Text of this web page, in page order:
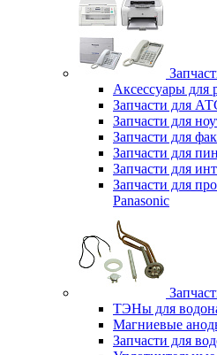
Аксессуары для
Запчасти для
Запчасти для
Запчасти для
Запчасти для
Запчасти для
Запчасти для
Panasonic
ТЭНы для
Магниевые
Запчасти для